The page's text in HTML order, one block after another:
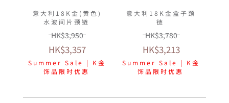
意大利18K金(黄色)
水波间片颈链
HK$3,950
HK$3,357
Summer Sale | K金
饰品限时优惠
意大利18K金盒子颈
链
HK$3,780
HK$3,213
Summer Sale | K金
饰品限时优惠